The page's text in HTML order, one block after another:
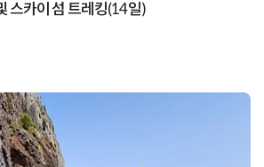
스카이 섬 트레킹(14일)